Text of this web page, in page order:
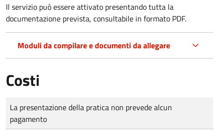
Il servizio può essere attivato presentando tutta la
documentazione prevista, consultabile in formato PDF.
Moduli da compilare e documenti da allegare
Costi
Tipo di pagamento
Importo
La presentazione della pratica non prevede alcun
pagamento